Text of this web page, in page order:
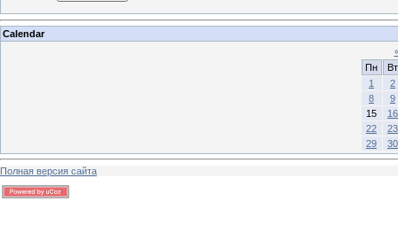
Calendar
Пн
Вт
1
2
8
9
15
16
22
23
29
30
Полная версия сайта